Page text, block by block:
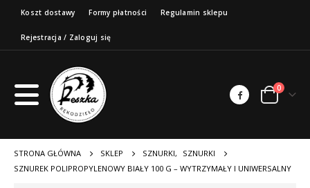
Koszt dostawy Formy płatności Regulamin sklepu
Rejestracja / Zaloguj się
0
STRONA GŁÓWNA SKLEP SZNURKI,
SZNURKI
SZNUREK POLIPROPYLENOWY BIAŁY 100 G – WYTRZYMAŁY I UNIWERSALNY